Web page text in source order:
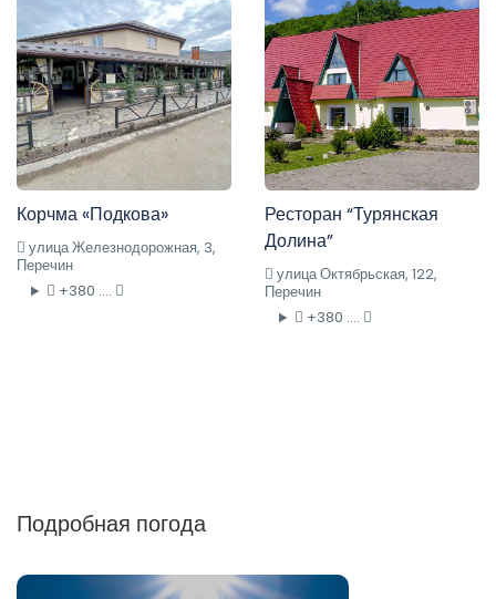
Корчма «Подкова»
улица Железнодорожная, 3,
Перечин
+380 ....
Ресторан “Турянская
Долина”
улица Октябрьская, 122,
Перечин
+380 ....
Подробная погода